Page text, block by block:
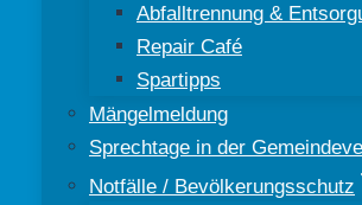
Abfalltrennung &
Repair Café
Spartipps
Mängelmeldung
Sprechtage in der
Notfälle / Bevölkerungsschutz